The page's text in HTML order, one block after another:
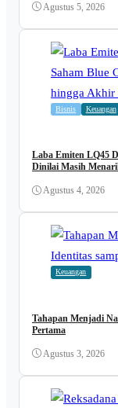
Agustus 5, 2026
Bisnis Keuangan
Laba Emiten LQ45
Dinilai Masih
Agustus 4, 2026
Keuangan
Tahapan Menjadi
Pertama
Agustus 3, 2026